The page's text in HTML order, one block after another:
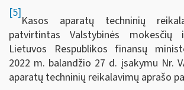
[5]
Kasos aparatų techninių
patvirtintas Valstybinės mokesčių
Lietuvos Respublikos finansų
2022 m. balandžio 27 d. įsakymu Nr.
aparatų techninių reikalavimų aprašo